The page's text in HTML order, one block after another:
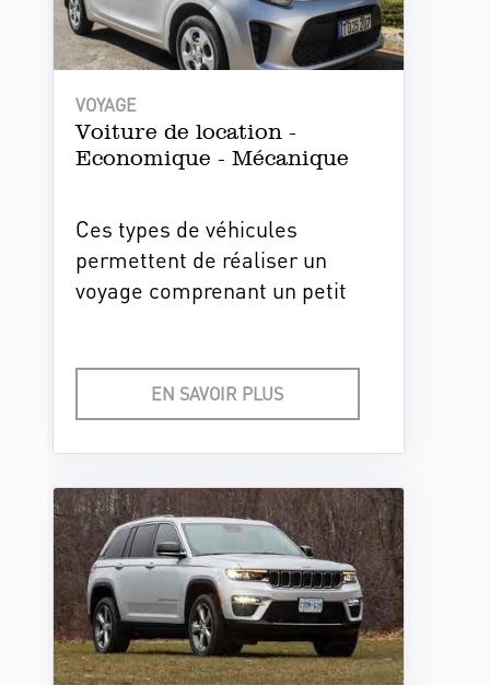
VOYAGE
Voiture de location -
Economique - Mécanique
Ces types de véhicules
permettent de réaliser un
voyage comprenant un petit
garanties de sécurité et de bon
fonctionnement.
EN SAVOIR PLUS